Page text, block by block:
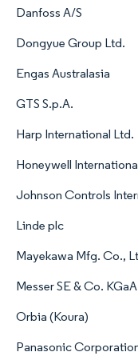
Danfoss A/S
Dongyue Group Ltd.
Engas Australasia
GTS S.p.A.
Harp International Ltd.
Honeywell
Johnson Controls
Linde plc
Mayekawa Mfg. Co.,
Messer SE & Co. KGaA
Orbia (Koura)
Panasonic